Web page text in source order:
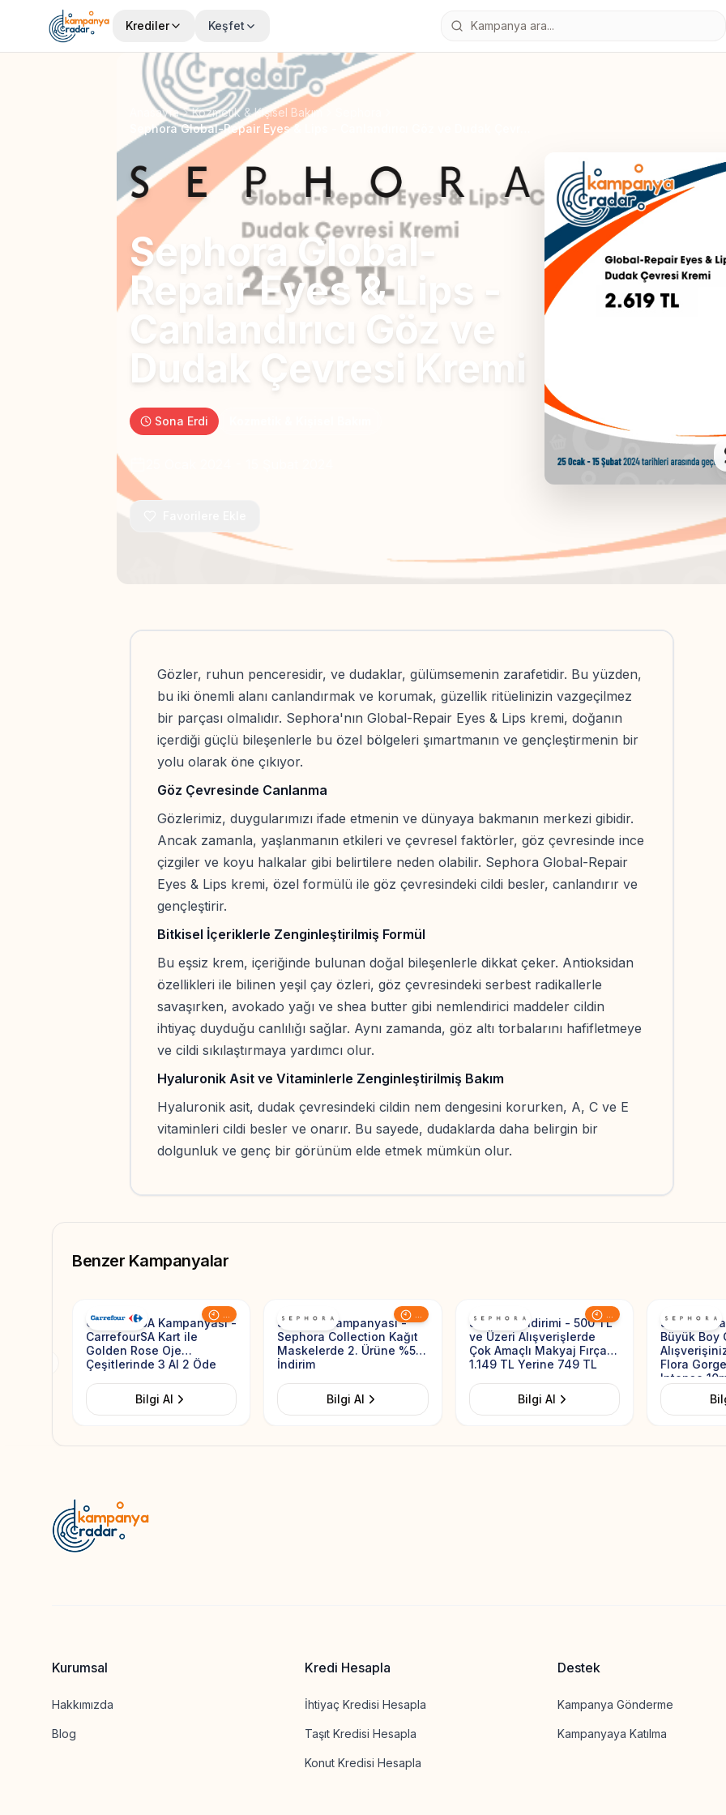
Krediler Keşfet
Anasayfa Kozmetik & Kişisel Bakım
Sephora Global-
Repair Eyes & Lips -
Canlandırıcı Göz ve
Dudak Çevresi Kremi
Sona Erdi
Gözler, ruhun penceresidir, ve dudaklar, gülümsemenin zarafetidir. Bu yüzden,
bu iki önemli alanı canlandırmak ve korumak, güzellik ritüelinizin vazgeçilmez
bir parçası olmalıdır. Sephora'nın Global-Repair Eyes & Lips kremi, doğanın
içerdiği güçlü bileşenlerle bu özel bölgeleri şımartmanın ve gençleştirmenin bir
yolu olarak öne çıkıyor.
Göz Çevresinde Canlanma
Gözlerimiz, duygularımızı ifade etmenin ve dünyaya bakmanın merkezi gibidir.
Ancak zamanla, yaşlanmanın etkileri ve çevresel faktörler, göz çevresinde ince
çizgiler ve koyu halkalar gibi belirtilere neden olabilir. Sephora Global-Repair
Eyes & Lips kremi, özel formülü ile göz çevresindeki cildi besler, canlandırır ve
gençleştirir.
Bitkisel İçeriklerle Zenginleştirilmiş Formül
Bu eşsiz krem, içeriğinde bulunan doğal bileşenlerle dikkat çeker. Antioksidan
özellikleri ile bilinen yeşil çay özleri, göz çevresindeki serbest radikallerle
savaşırken, avokado yağı ve shea butter gibi nemlendirici maddeler cildin
ihtiyaç duyduğu canlılığı sağlar. Aynı zamanda, göz altı torbalarını hafifletmeye
ve cildi sıkılaştırmaya yardımcı olur.
Hyaluronik Asit ve Vitaminlerle Zenginleştirilmiş Bakım
Hyaluronik asit, dudak çevresindeki cildin nem dengesini korurken, A, C ve E
vitaminleri cildi besler ve onarır. Bu sayede, dudaklarda daha belirgin bir
dolgunluk ve genç bir görünüm elde etmek mümkün olur.
Benzer Kampanyalar
...
CarrefourSA Kampanyası -
CarrefourSA Kart ile
Golden Rose Oje
Çeşitlerinde 3 Al 2 Öde
Bilgi Al
...
Sephora Kampanyası -
Sephora Collection Kağıt
Maskelerde 2. Ürüne %50
İndirim
Bilgi Al
...
Sephora İndirimi - 500 TL
ve Üzeri Alışverişlerde
Çok Amaçlı Makyaj Fırçası
1.149 TL Yerine 749 TL
Bilgi Al
Sephora
Büyük Boy
Flora
Intense
Hediye
Kurumsal
Hakkımızda
Blog
Kredi Hesapla
İhtiyaç Kredisi Hesapla
Taşıt Kredisi Hesapla
Konut Kredisi Hesapla
Destek
Kampanya Gönderme
Kampanyaya Katılma